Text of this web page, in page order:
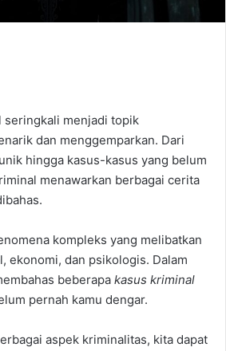
seringkali menjadi topik
dan menggemparkan. Dari
hingga kasus-kasus yang belum
menawarkan berbagai cerita
kompleks yang melibatkan
ekonomi, dan psikologis. Dalam
beberapa kasus kriminal
pernah kamu dengar.
aspek kriminalitas, kita dapat